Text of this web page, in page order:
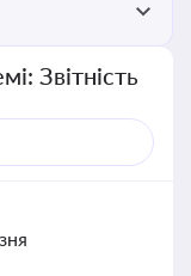
Звітність